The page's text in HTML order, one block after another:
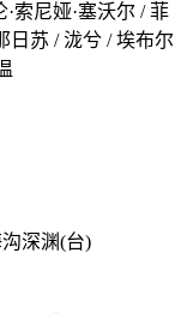
索尼娅·塞沃尔 / 菲
日苏 / 泷兮 / 埃布尔
深渊(台)